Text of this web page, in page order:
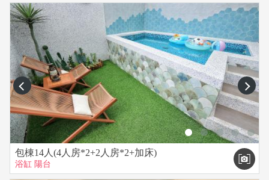
prev next
包棟14人(4人房*2+2人房*2+加床)
浴缸 陽台